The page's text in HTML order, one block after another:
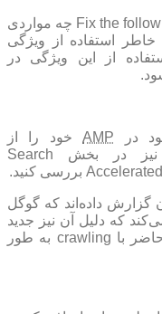
باید بررسی کنید که در قسمت Fix the following issue چه مواردی
استفاده از ویژگی
از این ویژگی در
در AMPخود را از
نیز در بخش Search
گزارش داده‌اند که گوگل
که دلیل آن نیز جدید
بودن پلتفرم amp می‌باشد که در حال حاضر با crawling به طور